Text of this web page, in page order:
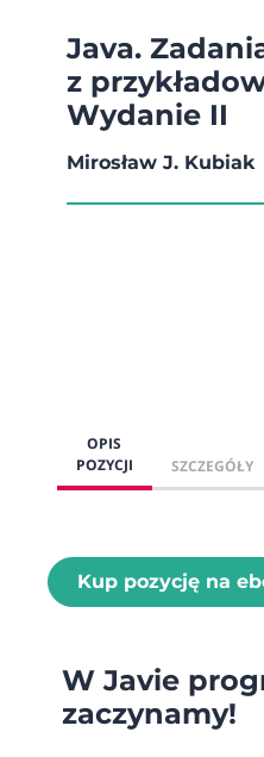
Java.
z
Wydanie II
Mirosław J. Kubiak
OPIS
POZYCJI
SZCZEGÓŁY
Kup pozycję na
W Javie
zaczynamy!